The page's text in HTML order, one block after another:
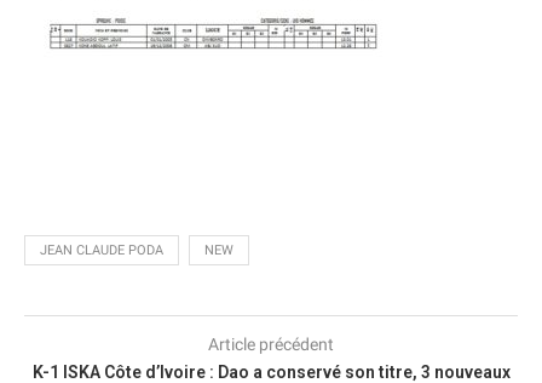
JEAN CLAUDE PODA NEW
Article précédent
K-1 ISKA Côte d’Ivoire : Dao a conservé son titre, 3 nouveaux